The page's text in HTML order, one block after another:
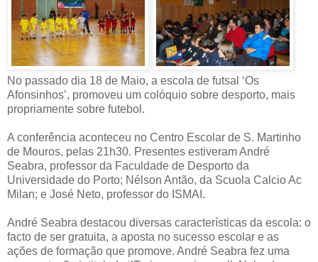
No passado dia 18 de Maio, a escola de futsal ‘Os
Afonsinhos’, promoveu um colóquio sobre desporto, mais
propriamente sobre futebol.
A conferência aconteceu no Centro Escolar de S. Martinho
de Mouros, pelas 21h30. Presentes estiveram André
Seabra, professor da Faculdade de Desporto da
Universidade do Porto; Nélson Antão, da Scuola Calcio Ac
Milan; e José Neto, professor do ISMAI.
André Seabra destacou diversas características da escola: o
facto de ser gratuita, a aposta no sucesso escolar e as
ações de formação que promove. André Seabra fez uma